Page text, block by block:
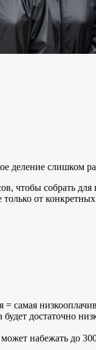
деление слишком
чтобы собрать
от
достаточно
набежать до